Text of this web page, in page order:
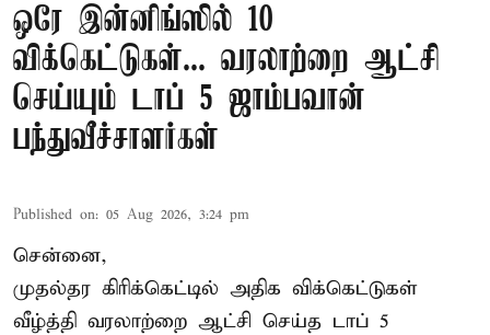
ஒரே இன்னிங்ஸில் 10
விக்கெட்டுகள்... வரலாற்றை ஆட்சி
செய்யும் டாப் 5 ஜாம்பவான்
பந்துவீச்சாளர்கள்
Published on: 05 Aug 2026, 3:24 pm
சென்னை,
முதல்தர கிரிக்கெட்டில் அதிக விக்கெட்டுகள்
வீழ்த்தி வரலாற்றை ஆட்சி செய்த டாப் 5